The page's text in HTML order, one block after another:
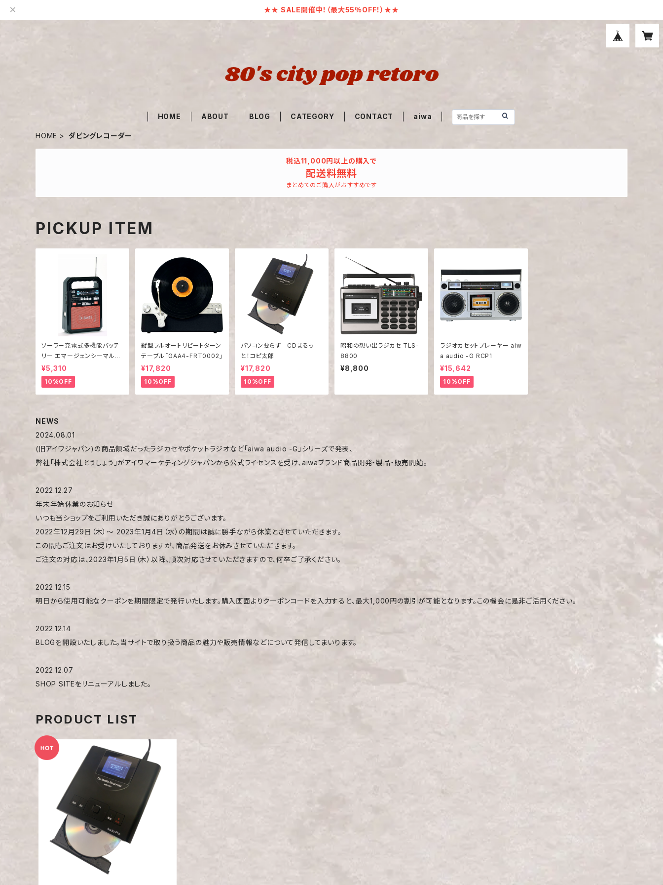
★★ SALE開催中！（最大55％OFF！）★★
HOME ABOUT BLOG CATEGORY CONTACT aiwa
HOME ダビングレコーダー
税込11,000円以上の購入で
配送料無料
まとめてのご購入がおすすめです
PICKUP ITEM
ソーラー充電式多機能バッテ
リー エマージェンシーマルチ
キット EM-009
¥5,310
10%OFF
縦型フルオートリピートターン
テーブル「GAA4-FRT0002」
¥17,820
10%OFF
パソコン要らず CDまるっ
と！コピ太郎
¥17,820
10%OFF
昭和の想い出ラジカセ TLS-
8800
¥8,800
ラジオカセットプレーヤー aiw
a audio -G RCP1
¥15,642
10%OFF
NEWS
2024.08.01
(旧アイワジャパン)の商品領域だったラジカセやポケットラジオなど「aiwa audio -G」シリーズで発表、
弊社「株式会社とうしょう」がアイワマーケティングジャパンから公式ライセンスを受け、aiwaブランド商品開発・製品・販売開始。
2022.12.27
年末年始休業のお知らせ
いつも当ショップをご利用いただき誠にありがとうございます。
2022年12月29日（木）〜 2023年1月4日（水）の期間は誠に勝手ながら休業とさせていただきます。
この間もご注文はお受けいたしておりますが、商品発送をお休みさせていただきます。
ご注文の対応は、2023年1月5日（木）以降、順次対応させていただきますので、何卒ご了承ください。
2022.12.15
明日から使用可能なクーポンを期間限定で発行いたします。購入画面よりクーポンコードを入力すると、最大1,000円の割引が可能となります。この機会に是非ご活用ください。
2022.12.14
BLOGを開設いたしました。当サイトで取り扱う商品の魅力や販売情報などについて発信してまいります。
2022.12.07
SHOP SITEをリニューアルしました。
PRODUCT LIST